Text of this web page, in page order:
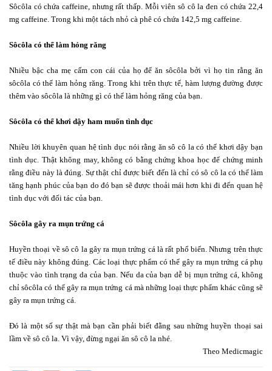
Sôcôla có chứa caffeine, nhưng rất thấp. Mỗi viên sô cô la đen có chứa 22,4
mg caffeine. Trong khi một tách nhỏ cà phê có chứa 142,5 mg caffeine.
Sôcôla có thể làm hỏng răng
Nhiều bậc cha mẹ cấm con cái của họ để ăn sôcôla bởi vì họ tin rằng ăn
sôcôla có thể làm hỏng răng. Trong khi trên thực tế, hàm lượng đường được
thêm vào sôcôla là những gì có thể làm hỏng răng của bạn.
Sôcôla có thể khơi dậy ham muốn tình dục
Nhiều lời khuyên quan hệ tình dục nói rằng ăn sô cô la có thể khơi dậy bạn
tình dục. Thật không may, không có bằng chứng khoa học để chứng minh
rằng điều này là đúng. Sự thật chỉ được biết đến là chỉ có sô cô la có thể làm
tăng hạnh phúc của bạn do đó bạn sẽ được thoải mái hơn khi đi đến quan hệ
tình dục với đối tác của bạn.
Sôcôla gây ra mụn trứng cá
Huyền thoại về sô cô la gây ra mụn trứng cá là rất phổ biến. Nhưng trên thực
tế điều này không đúng. Các loại thực phẩm có thể gây ra mụn trứng cá phụ
thuộc vào tình trạng da của bạn. Nếu da của bạn dễ bị mụn trứng cá, không
chỉ sôcôla có thể gây ra mụn trứng cá mà những loại thực phẩm khác cũng sẽ
gây ra mụn trứng cá.
Đó là một số sự thật mà bạn cần phải biết đằng sau những huyền thoại sai
lầm về sô cô la. Vì vậy, đừng ngại ăn sô cô la nhé.
Theo Medicmagic